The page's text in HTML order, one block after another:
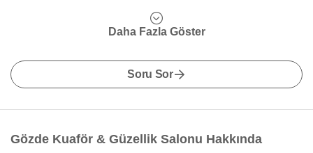
Daha Fazla Göster
Soru Sor
Gözde Kuaför & Güzellik Salonu Hakkında